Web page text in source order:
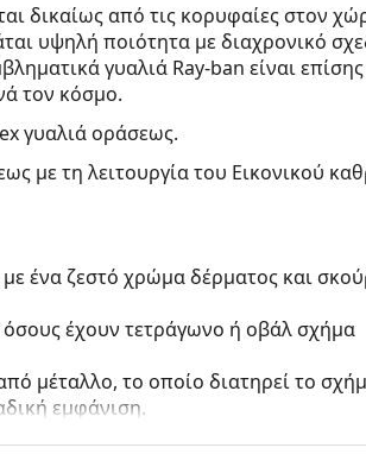
δικαίως από τις κορυφαίες στον
υψηλή ποιότητα με διαχρονικό
γυαλιά Ray-ban είναι
τον κόσμο.
γυαλιά οράσεως.
με τη λειτουργία του Εικονικού
ένα ζεστό χρώμα δέρματος και
όσους έχουν τετράγωνο ή οβάλ σχήμα
μέταλλο, το οποίο διατηρεί το
εμφάνιση.
βραχίονες. Θα ανυψώσουν και θα